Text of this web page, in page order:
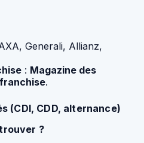
Generali, Allianz,
: Magazine des
.
(CDI, CDD, alternance)
?